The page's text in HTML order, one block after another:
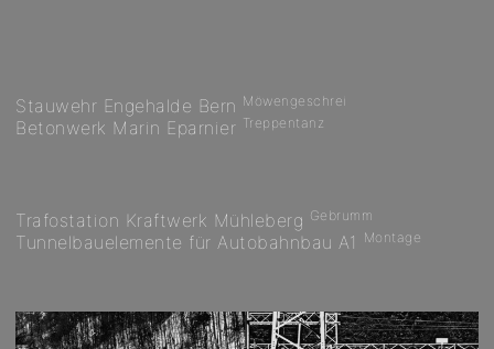
Stauwehr Engehalde Bern Möwengeschrei
Betonwerk Marin Eparnier Treppentanz
Trafostation Kraftwerk Mühleberg Gebrumm
Tunnelbauelemente für Autobahnbau A1 Montage